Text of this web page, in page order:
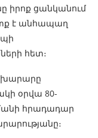
իրոք ցանկանում
է անհապաղ
հետ։
օրվա 80-
հրադադար